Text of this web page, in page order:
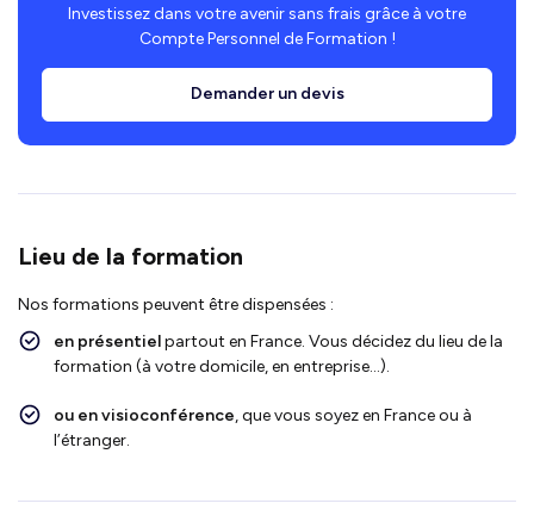
Investissez dans votre avenir sans frais grâce à votre
Compte Personnel de Formation !
Demander un devis
Lieu de la formation
Nos formations peuvent être dispensées :
en présentielpartout en France. Vous décidez du lieu de la
formation (à votre domicile, en entreprise…).
ou en visioconférence, que vous soyez en France ou à
l’étranger.